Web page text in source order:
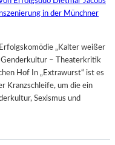
„Kalter weißer
Genderkultur – Theaterkritik
Hof In „Extrawurst“ ist es
Kranzschleife, um die ein
Sexismus und